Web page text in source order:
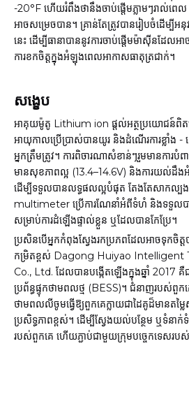
-20°F ហើយរំពឹងថានឹងចាប់ផ្តើមភ្លាមៗរាល់ពេ
អាចសម្រេចបាន។ គ្រាន់តែត្រូវបានរៀបចំដើម្បីអ
នេះ ដើម្បីធានាបាននូវការចាប់ផ្តើមម៉ាស៊ីនដែល
ការខកចិត្តក្នុងអំឡុងពេលអាកាសធាតុត្រជាក់។
សង្ខេប
អាគុយម៉ូតូ Lithium ion ផ្តល់អត្ថប្រយោជន៍ពិត
អាយុកាលប្រើប្រាស់បានយូរ និងដំណើរការខ្លាំង
អ្នកត្រឹមត្រូវ។ ការពិចារណាសំខាន់ៗរួមមានការបំព
មានសុខភាពល្អ (13.4–14.6V) និងការយល់ដឹងអំ
ដើម្បីទទួលបានលទ្ធផលល្អបំផុត តែងតែសាកល្
multimeter ប្រើការណែនាំអំពីទំហំ និងទទួលប
សម្រាប់ការដំឡើងផ្ទាល់ខ្លួន ឬដែលបានកែប្រែ។
ប្រសិនបើអ្នកកំពុងស្វែងរកប្រភពដែលអាចទុកចិត្ត
កម្រិតខ្ពស់ Dagong Huiyao
Co., Ltd. ដែលបានបង្កើតឡើងក្នុងឆ្នាំ 2017 គឺជ
ប្រព័ន្ធផ្ទុកថាមពលថ្ម (BESS)។ ជំនាញរបស់ពួ
ថាមពលលីចូមធ្វើឱ្យពួកគេក្លាយជាដៃគូដ៏មានតម្ល
ប្រសិទ្ធភាពខ្ពស់។ ដើម្បីស្វែងយល់បន្ថែម ឬទំន
របស់ពួកគេ ហើយភ្ជាប់ជាមួយក្រុមបច្ចេកទេសរបស់